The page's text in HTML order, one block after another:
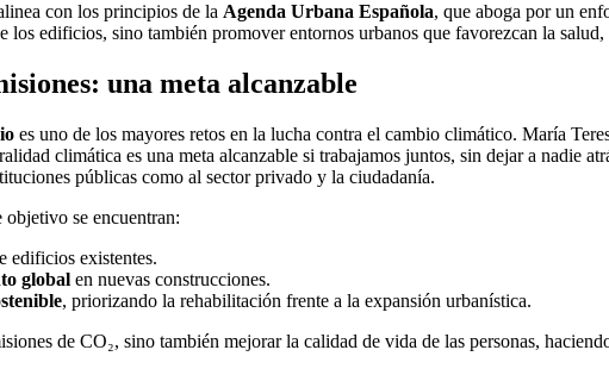
con los principios de la Agenda Urbana Española, que aboga por un
los edificios, sino también promover entornos urbanos que favorezcan la
una meta alcanzable
es uno de los mayores retos en la lucha contra el cambio climático. María
climática es una meta alcanzable si trabajamos juntos, sin dejar a nadie
públicas como al sector privado y la ciudadanía.
objetivo se encuentran:
edificios existentes.
global en nuevas construcciones.
, priorizando la rehabilitación frente a la expansión urbanística.
de CO₂, sino también mejorar la calidad de vida de las personas,